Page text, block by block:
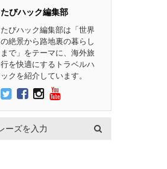
たびハック編集部
たびハック編集部は「世界
の絶景から路地裏の暮らし
まで」をテーマに、海外旅
行を快適にするトラベルハ
ックを紹介しています。